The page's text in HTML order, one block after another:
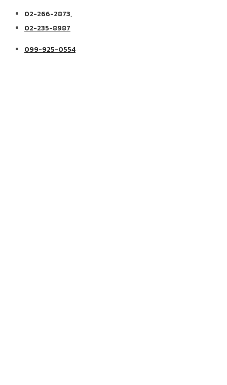
02-266-2873,
02-235-8987
099-925-0554